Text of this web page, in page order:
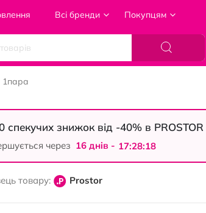
Всі бренди Покупцям
1пара
спекучих знижок від -40% в PROSTOR
через 16 днiв - 17:28:17
товару: Prostor